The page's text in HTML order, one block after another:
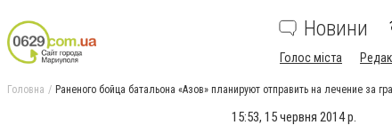
Новини
Голос міста
Головна Раненого бойца батальона «Азов» планируют отправить на лечение за
15:53, 15 червня 2014 р.